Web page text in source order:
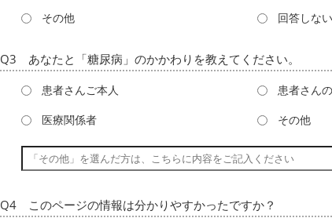
その他 回答しな
Q3 あなたと「糖尿病」のかかわりを教えてください。
患者さんご本人 患者さん
医療関係者 その他
Q4 このページの情報は分かりやすかったですか？